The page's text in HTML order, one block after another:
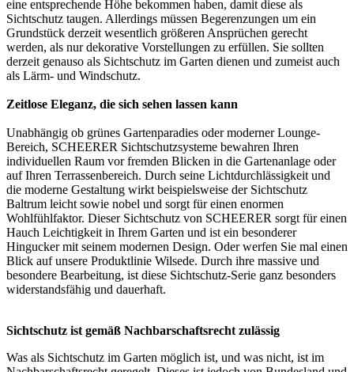
eine entsprechende Höhe bekommen haben, damit diese als
Sichtschutz taugen. Allerdings müssen Begerenzungen um ein
Grundstück derzeit wesentlich größeren Ansprüchen gerecht
werden, als nur dekorative Vorstellungen zu erfüllen. Sie sollten
derzeit genauso als Sichtschutz im Garten dienen und zumeist auch
als Lärm- und Windschutz.
Zeitlose Eleganz, die sich sehen lassen kann
Unabhängig ob grünes Gartenparadies oder moderner Lounge-
Bereich, SCHEERER Sichtschutzsysteme bewahren Ihren
individuellen Raum vor fremden Blicken in die Gartenanlage oder
auf Ihren Terrassenbereich. Durch seine Lichtdurchlässigkeit und
die moderne Gestaltung wirkt beispielsweise der Sichtschutz
Baltrum leicht sowie nobel und sorgt für einen enormen
Wohlfühlfaktor. Dieser Sichtschutz von SCHEERER sorgt für einen
Hauch Leichtigkeit in Ihrem Garten und ist ein besonderer
Hingucker mit seinem modernen Design. Oder werfen Sie mal einen
Blick auf unsere Produktlinie Wilsede. Durch ihre massive und
besondere Bearbeitung, ist diese Sichtschutz-Serie ganz besonders
widerstandsfähig und dauerhaft.
Sichtschutz ist gemäß Nachbarschaftsrecht zulässig
Was als Sichtschutz im Garten möglich ist, und was nicht, ist im